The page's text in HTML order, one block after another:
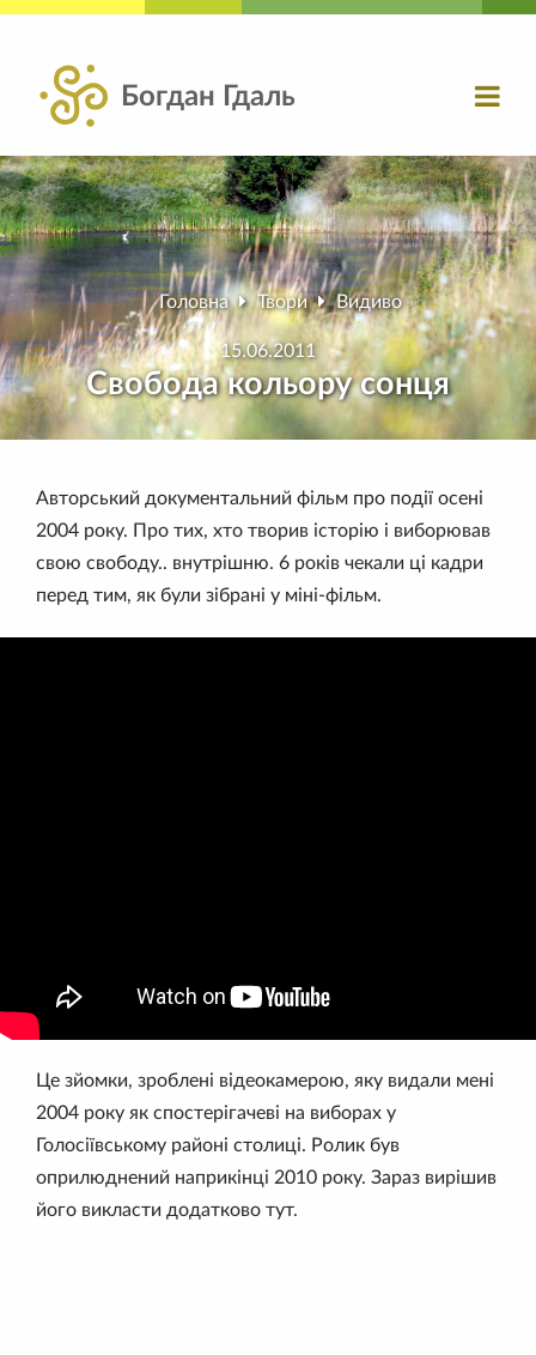
Богдан Гдаль
Головна Твори Видиво
15.06.2011
Свобода кольору сонця
Авторський документальний фільм про події осені
2004 року. Про тих, хто творив історію і виборював
свою свободу.. внутрішню. 6 років чекали ці кадри
перед тим, як були зібрані у міні-фільм.
Це зйомки, зроблені відеокамерою, яку видали мені
2004 року як спостерігачеві на виборах у
Голосіївському районі столиці. Ролик був
оприлюднений наприкінці 2010 року. Зараз вирішив
його викласти додатково тут.